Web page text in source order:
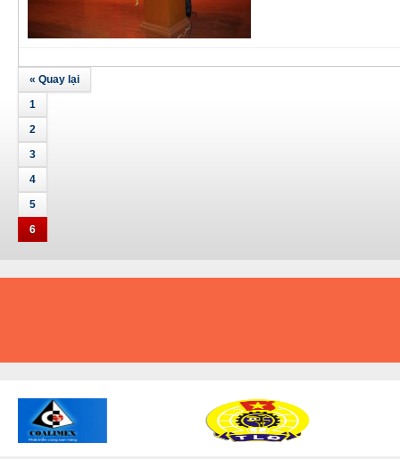
« Quay lại
1
2
3
4
5
6